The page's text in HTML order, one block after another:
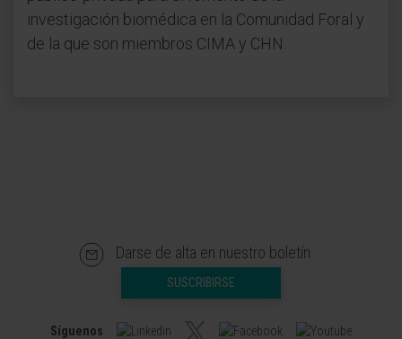
investigación biomédica en la Comunidad Foral y
de la que son miembros CIMA y CHN.
Darse de alta en nuestro boletín
SUSCRIBIRSE
Síguenos